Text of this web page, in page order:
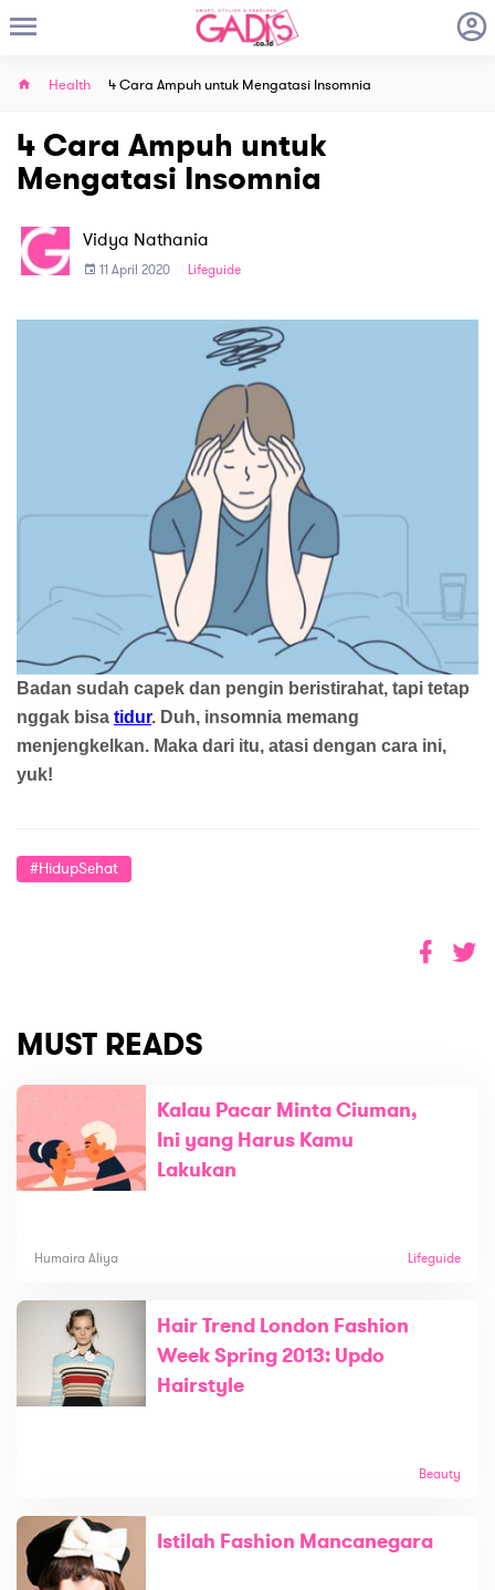
Health 4 Cara Ampuh untuk Mengatasi Insomnia
4 Cara Ampuh untuk
Mengatasi Insomnia
Vidya Nathania
11 April 2020 Lifeguide
Badan sudah capek dan pengin beristirahat, tapi tetap
nggak bisa tidur. Duh, insomnia memang
menjengkelkan. Maka dari itu, atasi dengan cara ini,
yuk!
#HidupSehat
MUST READS
Kalau Pacar Minta Ciuman,
Ini yang Harus Kamu
Lakukan
Humaira Aliya Lifeguide
Hair Trend London Fashion
Week Spring 2013: Updo
Hairstyle
Beauty
Istilah Fashion Mancanegara